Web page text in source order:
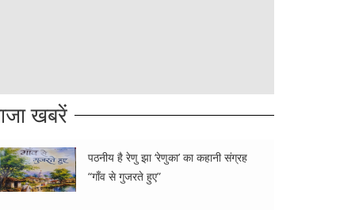
खबरें
पठनीय है रेणु झा ‘रेणुका’ का कहानी संग्रह
“गाँव से गुजरते हुए”